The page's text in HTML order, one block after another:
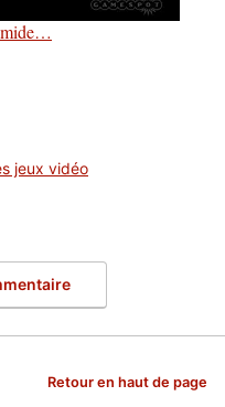
jeux vidéo
Retour en haut de page